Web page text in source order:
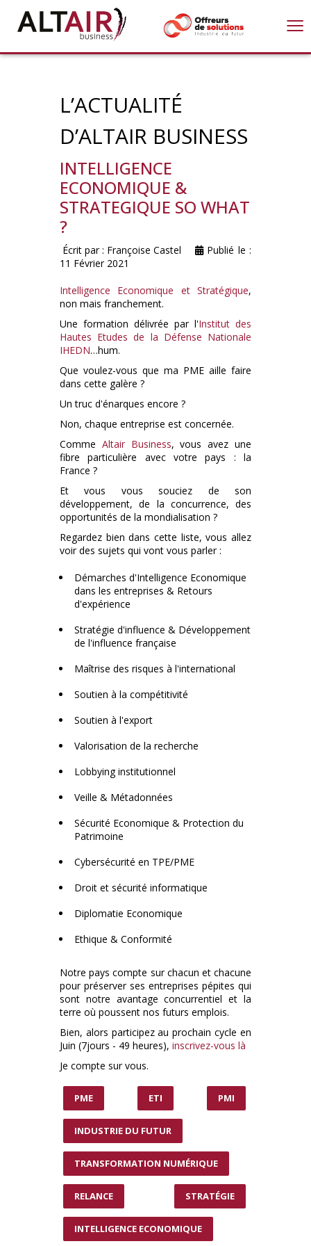
≡
L’ACTUALITÉ
D’ALTAIR BUSINESS
INTELLIGENCE
ECONOMIQUE &
STRATEGIQUE SO WHAT
?
Écrit par : Françoise Castel
Publié le :
11 Février 2021
Intelligence Economique et Stratégique,
non mais franchement.
Une formation délivrée par l'Institut des
Hautes Etudes de la Défense Nationale
IHEDN…hum.
Que voulez-vous que ma PME aille faire
dans cette galère ?
Un truc d'énarques encore ?
Non, chaque entreprise est concernée.
Comme Altair Business, vous avez une
fibre particulière avec votre pays : la
France ?
Et vous vous souciez de son
développement, de la concurrence, des
opportunités de la mondialisation ?
Regardez bien dans cette liste, vous allez
voir des sujets qui vont vous parler :
Démarches d'Intelligence Economique
dans les entreprises & Retours
d'expérience
Stratégie d'influence & Développement
de l'influence française
Maîtrise des risques à l'international
Soutien à la compétitivité
Soutien à l'export
Valorisation de la recherche
Lobbying institutionnel
Veille & Métadonnées
Sécurité Economique & Protection du
Patrimoine
Cybersécurité en TPE/PME
Droit et sécurité informatique
Diplomatie Economique
Ethique & Conformité
Notre pays compte sur chacun et chacune
pour préserver ses entreprises pépites qui
sont notre avantage concurrentiel et la
terre où poussent nos futurs emplois.
Bien, alors participez au prochain cycle en
Juin (7jours - 49 heures), inscrivez-vous là
Je compte sur vous.
PME ETI PMI
INDUSTRIE DU FUTUR
TRANSFORMATION NUMÉRIQUE
RELANCE STRATÉGIE
INTELLIGENCE ECONOMIQUE